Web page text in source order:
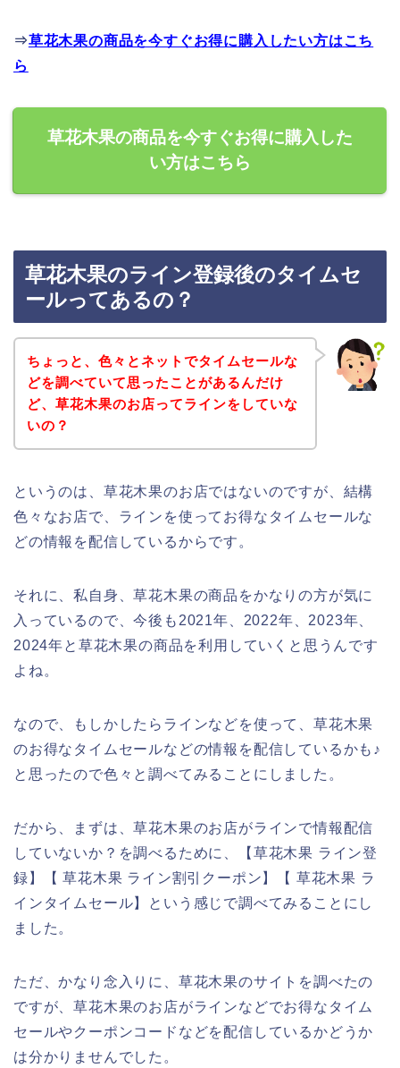
⇒草花木果の商品を今すぐお得に購入したい方はこち
ら
草花木果の商品を今すぐお得に購入した
い方はこちら
草花木果のライン登録後のタイムセ
ールってあるの？
ちょっと、色々とネットでタイムセールな
どを調べていて思ったことがあるんだけ
ど、草花木果のお店ってラインをしていな
いの？
というのは、草花木果のお店ではないのですが、結構
色々なお店で、ラインを使ってお得なタイムセールな
どの情報を配信しているからです。
それに、私自身、草花木果の商品をかなりの方が気に
入っているので、今後も2021年、2022年、2023年、
2024年と草花木果の商品を利用していくと思うんです
よね。
なので、もしかしたらラインなどを使って、草花木果
のお得なタイムセールなどの情報を配信しているかも♪
と思ったので色々と調べてみることにしました。
だから、まずは、草花木果のお店がラインで情報配信
していないか？を調べるために、【草花木果 ライン登
録】【 草花木果 ライン割引クーポン】【 草花木果 ラ
インタイムセール】という感じで調べてみることにし
ました。
ただ、かなり念入りに、草花木果のサイトを調べたの
ですが、草花木果のお店がラインなどでお得なタイム
セールやクーポンコードなどを配信しているかどうか
は分かりませんでした。